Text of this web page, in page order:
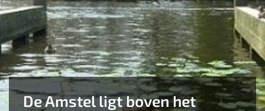
De Amstel ligt boven het